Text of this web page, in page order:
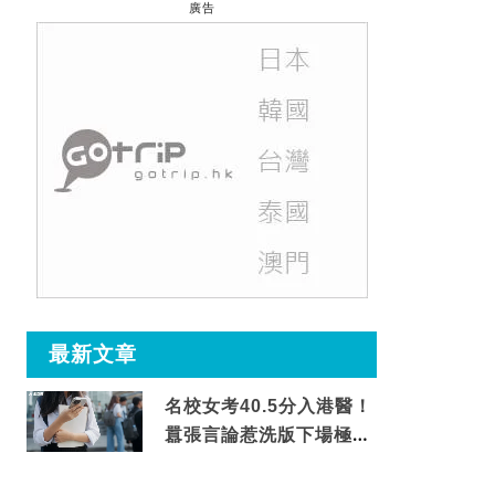
廣告
最新文章
名校女考40.5分入港醫！
囂張言論惹洗版下場極震